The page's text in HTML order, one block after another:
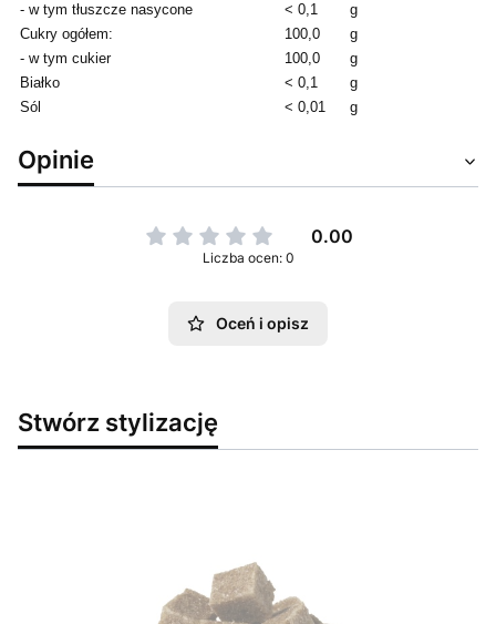
- w tym tłuszcze nasycone
< 0,1
g
Cukry ogółem:
100,0
g
- w tym cukier
100,0
g
Białko
< 0,1
g
Sól
< 0,01 g
Opinie
0.00
Liczba ocen: 0
Oceń i opisz
Stwórz stylizację